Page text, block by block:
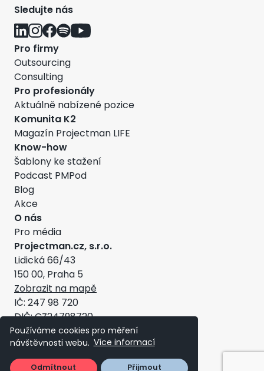
Používáme cookies pro měření
návštěvnosti webu. Více informací
Odmítnout Přijmout
Projectman.cz, s.r.o.
Lidická 66/43
150 00, Praha 5
Zobrazit na mapě
IČ: 247 98 720
DIČ: CZ24798720
Všeobecné obchodní podmínky
Pro firmy
Outsourcing
Consulting
Pro profesionály
Aktuálně nabízené pozice
Komunita K2
Magazín Projectman LIFE
Know-how
Šablony ke stažení
Podcast PMPod
Blog
Akce
O nás
Pro média
Sledujte nás
Copyright ©2026 - Projectman